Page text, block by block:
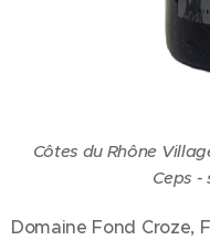
Côtes du Rhône
Ceps -
Domaine Fond Croze,